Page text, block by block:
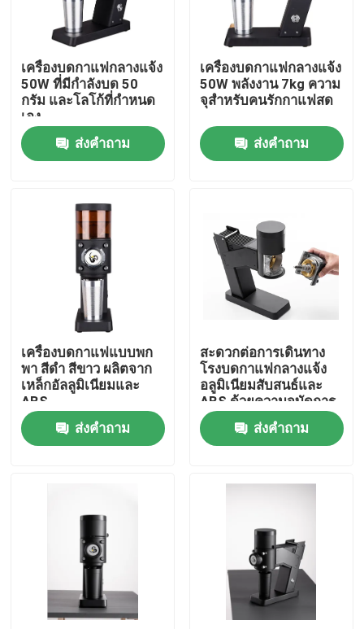
บ้าน
แสดง VR
เกี่ยวกับเรา
ทัวร์โรงงาน
ควบคุมคุณภาพ
เครื่องบดเมล็ดกาแฟ
เครื่องบดกาแฟเสี้ยน
เครื่องบดกาแฟกลางแจ้ง
50W ที่มีกําลังบด 50
กรัม และโลโก้ที่กําหนด
เอง
ส่งคำถาม
เครื่องบดกาแฟกลางแจ้ง
50W พลังงาน 7kg ความ
จุสําหรับคนรักกาแฟสด
ส่งคำถาม
เครื่องบดกาแฟแบบพก
พา สีดํา สีขาว ผลิตจาก
เหล็กอัลลูมิเนียมและ
ABS
ส่งคำถาม
สะดวกต่อการเดินทาง
โรงบดกาแฟกลางแจ้ง
อลูมิเนียมสับสนธ์และ
ABS ด้วยความจุบัดการ
บด 50 กรัม
ส่งคำถาม